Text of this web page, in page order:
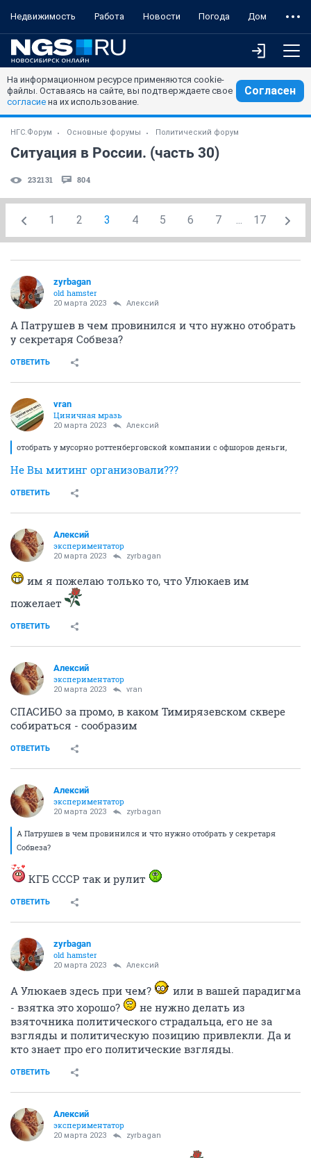
Недвижимость Работа Новости Погода Дом
На информационном ресурсе применяются cookie-
файлы. Оставаясь на сайте, вы подтверждаете свое
согласие на их использование.
Согласен
НГС.Форум Основные форумы Политический форум
Ситуация в России. (часть 30)
232131 804
1 2 3 4 5 6 7 ... 17
zyrbagan
old hamster
20 марта 2023 Алексий
А Патрушев в чем провинился и что нужно отобрать
у секретаря Собвеза?
ОТВЕТИТЬ
vran
Циничная мразь
20 марта 2023 Алексий
отобрать у мусорно роттенберговской компании с офшоров деньги,
Не Вы митинг организовали???
ОТВЕТИТЬ
Алексий
экспериментатор
20 марта 2023 zyrbagan
им я пожелаю только то, что Улюкаев им
пожелает
ОТВЕТИТЬ
Алексий
экспериментатор
20 марта 2023 vran
СПАСИБО за промо, в каком Тимирязевском сквере
собираться - сообразим
ОТВЕТИТЬ
Алексий
экспериментатор
20 марта 2023 zyrbagan
А Патрушев в чем провинился и что нужно отобрать у секретаря
Собвеза?
КГБ СССР так и рулит
ОТВЕТИТЬ
zyrbagan
old hamster
20 марта 2023 Алексий
А Улюкаев здесь при чем?
или в вашей парадигма
- взятка это хорошо?
не нужно делать из
взяточника политического страдальца, его не за
взгляды и политическую позицию привлекли. Да и
кто знает про его политические взгляды.
ОТВЕТИТЬ
Алексий
экспериментатор
20 марта 2023 zyrbagan